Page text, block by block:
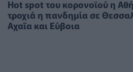
Hot spot του κορονοϊού η
τροχιά η πανδημία σε
Αχαΐα και Εύβοια